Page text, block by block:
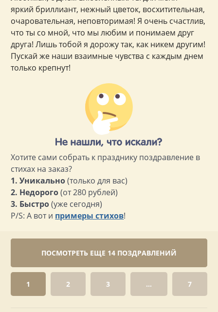
яркий бриллиант, нежный цветок, восхитительная,
очаровательная, неповторимая! Я очень счастлив,
что ты со мной, что мы любим и понимаем друг
друга! Лишь тобой я дорожу так, как никем другим!
Пускай же наши взаимные чувства с каждым днем
только крепнут!
Хотите сами собрать к празднику поздравление в
стихах на заказ?
1. Уникально(только для вас)
2. Недорого(от 280 рублей)
3. Быстро(уже сегодня)
P/S: А вот и примеры стихов!
ПОСМОТРЕТЬ ЕЩЕ 14 ПОЗДРАВЛЕНИЙ
1 2 3 ... 7